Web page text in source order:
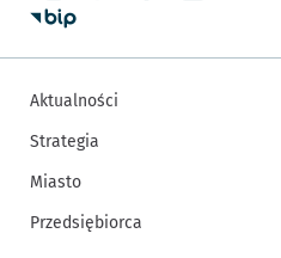
Aktualności
Strategia
Miasto
Przedsiębiorca